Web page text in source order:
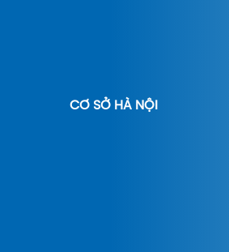
CƠ SỞ HÀ NỘI